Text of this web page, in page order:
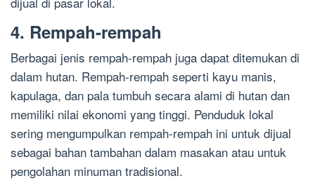
4. Rempah-rempah
Berbagai jenis rempah-rempah juga dapat ditemukan di
dalam hutan. Rempah-rempah seperti kayu manis,
kapulaga, dan pala tumbuh secara alami di hutan dan
memiliki nilai ekonomi yang tinggi. Penduduk lokal
sering mengumpulkan rempah-rempah ini untuk dijual
sebagai bahan tambahan dalam masakan atau untuk
pengolahan minuman tradisional.